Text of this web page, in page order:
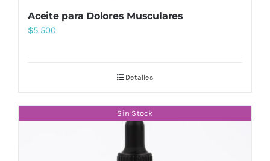
Aceite para Dolores Musculares
$5.500
Detalles
Sin Stock